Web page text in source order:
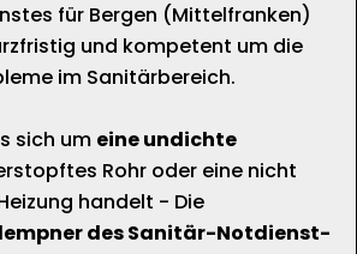
für Bergen (Mittelfranken)
und kompetent um die
im Sanitärbereich.
sich um eine undichte
Rohr oder eine nicht
handelt - Die
des Sanitär-Notdienst-